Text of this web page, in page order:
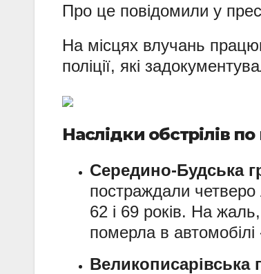
Про це повідомили у
На місцях влучань
поліції, які
Наслідки обстрілів
Середино-Будська
постраждали четверо
62 і 69 років. На
померла в
Великописарівська